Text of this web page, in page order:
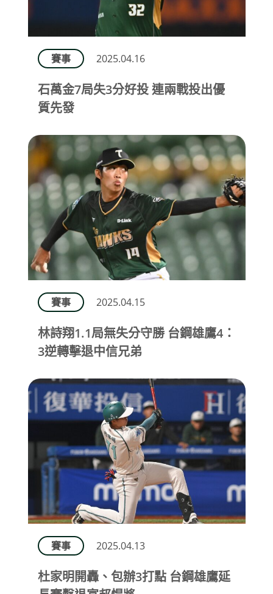
賽事 2025.04.16
石萬金7局失3分好投 連兩戰投出優
質先發
賽事 2025.04.15
林詩翔1.1局無失分守勝 台鋼雄鷹4：
3逆轉擊退中信兄弟
賽事 2025.04.13
杜家明開轟、包辦3打點 台鋼雄鷹延